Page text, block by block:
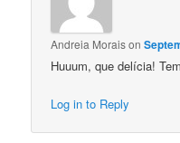
Andreia Moraison
Huuum, que delícia!
Log in to Reply